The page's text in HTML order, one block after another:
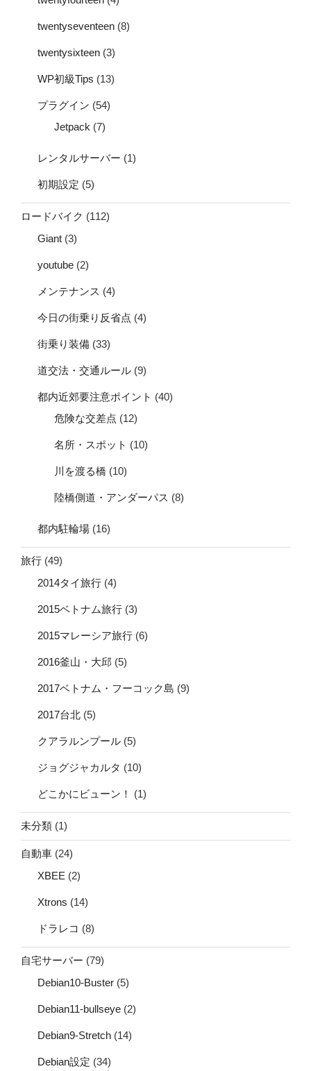
twentyseventeen (8)
twentysixteen (3)
WP初級Tips (13)
プラグイン (54)
Jetpack (7)
レンタルサーバー (1)
初期設定 (5)
ロードバイク (112)
Giant (3)
youtube (2)
メンテナンス (4)
今日の街乗り反省点 (4)
街乗り装備 (33)
道交法・交通ルール (9)
都内近郊要注意ポイント (40)
危険な交差点 (12)
名所・スポット (10)
川を渡る橋 (10)
陸橋側道・アンダーパス (8)
都内駐輪場 (16)
旅行 (49)
2014タイ旅行 (4)
2015ベトナム旅行 (3)
2015マレーシア旅行 (6)
2016釜山・大邱 (5)
2017ベトナム・フーコック島 (9)
2017台北 (5)
クアラルンプール (5)
ジョグジャカルタ (10)
どこかにビューン！ (1)
未分類 (1)
自動車 (24)
XBEE (2)
Xtrons (14)
ドラレコ (8)
自宅サーバー (79)
Debian10-Buster (5)
Debian11-bullseye (2)
Debian9-Stretch (14)
Debian設定 (34)